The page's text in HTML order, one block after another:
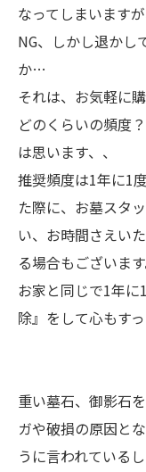
なってしまいます
NG、しかし退か
か…
それは、お気軽に
どのくらいの頻度
は思います、、
推奨頻度は1年に1
た際に、お墓スタ
い、お時間さえい
る場合もございます
お家と同じで1年
除』をして心もす
重い墓石、御影石
ガや破損の原因と
うに言われている